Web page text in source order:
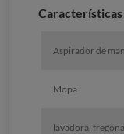
Aspirador de
Mopa
lavadora,